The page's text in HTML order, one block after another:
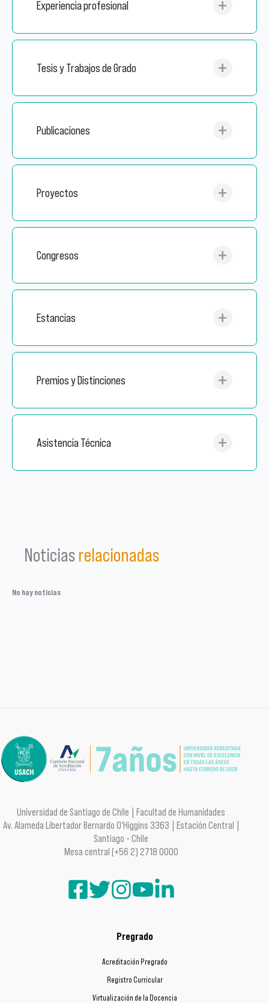
Experiencia profesional
Tesis y Trabajos de Grado
Publicaciones
Proyectos
Congresos
Estancias
Premios y Distinciones
Asistencia Técnica
Noticias relacionadas
No hay noticias
Universidad de Santiago de Chile | Facultad de Humanidades
Av. Alameda Libertador Bernardo O'Higgins 3363 | Estación Central |
Santiago - Chile
Mesa central (+56 2) 2718 0000
Pregrado
Acreditación Pregrado
Registro Curricular
Virtualización de la Docencia